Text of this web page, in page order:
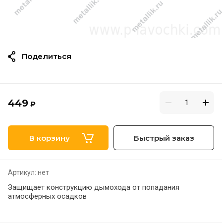
449 ₽
В корзину Быстрый заказ
Артикул: нет
Защищает конструкцию дымохода от попадания
атмосферных осадков
Поделиться